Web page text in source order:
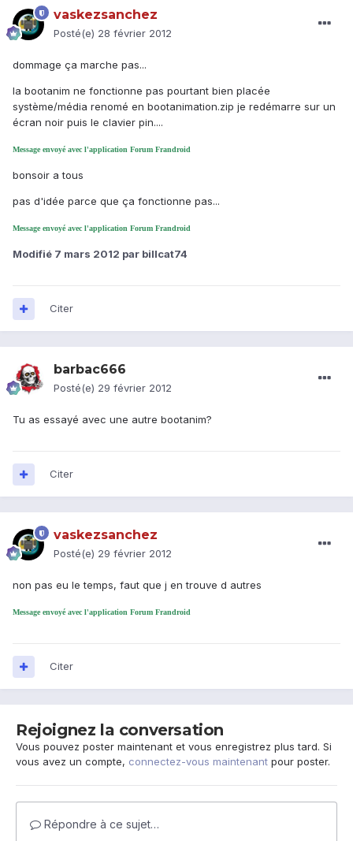
vaskezsanchez
Posté(e) 28 février 2012
dommage ça marche pas...
la bootanim ne fonctionne pas pourtant bien placée
système/média renomé en bootanimation.zip je redémarre sur un
écran noir puis le clavier pin....
Message envoyé avec l'application Forum Frandroid
bonsoir a tous
pas d'idée parce que ça fonctionne pas...
Message envoyé avec l'application Forum Frandroid
Modifié 7 mars 2012 par billcat74
Citer
barbac666
Posté(e) 29 février 2012
Tu as essayé avec une autre bootanim?
Citer
vaskezsanchez
Posté(e) 29 février 2012
non pas eu le temps, faut que j en trouve d autres
Message envoyé avec l'application Forum Frandroid
Citer
Rejoignez la conversation
Vous pouvez poster maintenant et vous enregistrez plus tard. Si
vous avez un compte, connectez-vous maintenant pour poster.
Répondre à ce sujet…